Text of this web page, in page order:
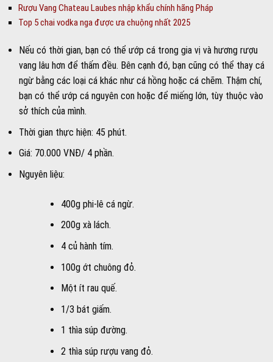
Rượu Vang Chateau Laubes nhập khẩu chính hãng Pháp
Top 5 chai vodka nga được ưa chuộng nhất 2025
Nếu có thời gian, bạn có thể ướp cá trong gia vị và hương rượu
vang lâu hơn để thấm đều. Bên cạnh đó, bạn cũng có thể thay cá
ngừ bằng các loại cá khác như cá hồng hoặc cá chẽm. Thậm chí,
bạn có thể ướp cá nguyên con hoặc để miếng lớn, tùy thuộc vào
sở thích của mình.
Thời gian thực hiện: 45 phút.
Giá: 70.000 VNĐ/ 4 phần.
Nguyên liệu:
400g phi-lê cá ngừ.
200g xà lách.
4 củ hành tím.
100g ớt chuông đỏ.
Một ít rau quế.
1/3 bát giấm.
1 thìa súp đường.
2 thìa súp rượu vang đỏ.